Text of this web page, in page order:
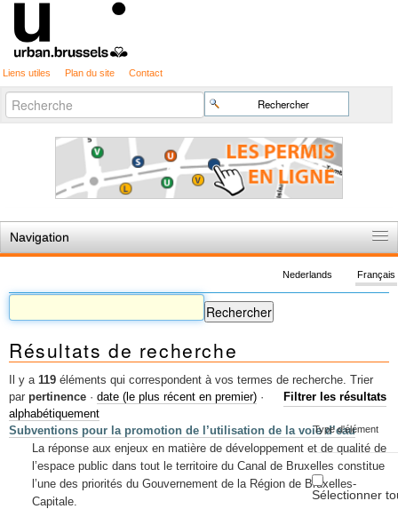
Liens utiles Plan du site Contact
Chercher par
Recherche
avancée…
Navigation
Règles du jeu
Permis d'urbanisme
Cartographie
Etudes et publications
Mots-clés
Renseignements urbanistiques
Français
Nederlands
Résultats de recherche
Il y a 119 éléments qui correspondent à vos termes de recherche.
Filtrer les résultats
Type d'élément
Sélectionner
Trier
par pertinence · date (le plus récent en premier) ·
alphabétiquement
Subventions pour la promotion de l’utilisation de la voie d’eau
La réponse aux enjeux en matière de développement et de qualité de
l’espace public dans tout le territoire du Canal de Bruxelles constitue
l’une des priorités du Gouvernement de la Région de Bruxelles-
Capitale.